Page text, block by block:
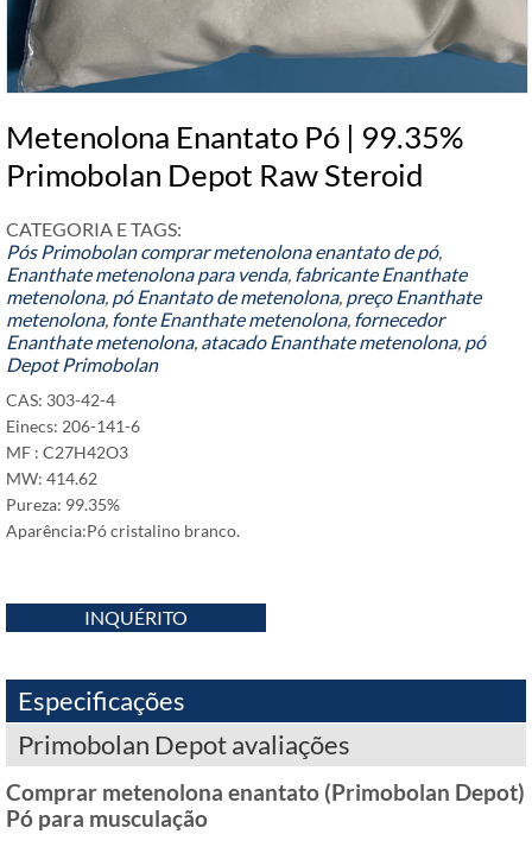
Metenolona Enantato Pó | 99.35%
Primobolan Depot Raw Steroid
CATEGORIA E TAGS:
Pós Primobolan comprar metenolona enantato de pó,
Enanthate metenolona para venda, fabricante Enanthate
metenolona, pó Enantato de metenolona, preço Enanthate
metenolona, fonte Enanthate metenolona, fornecedor
Enanthate metenolona, atacado Enanthate metenolona, pó
Depot Primobolan
CAS: 303-42-4
Einecs: 206-141-6
MF : C27H42O3
MW: 414.62
Pureza: 99.35%
Aparência:Pó cristalino branco.
INQUÉRITO
Especificações
Primobolan Depot avaliações
Comprar metenolona enantato (Primobolan Depot)
Pó para musculação